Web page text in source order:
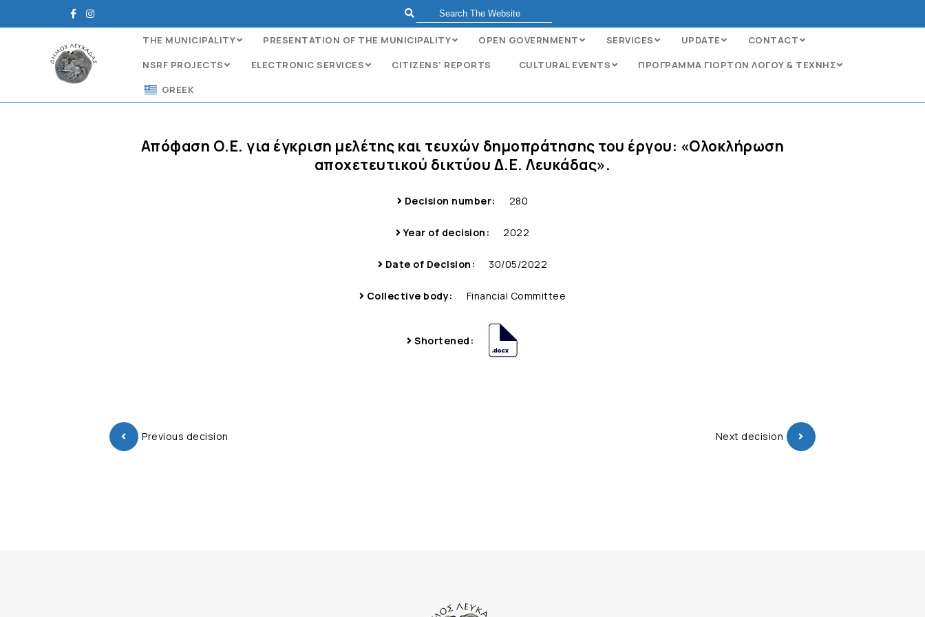
THE MUNICIPALITY PRESENTATION OF THE MUNICIPALITY OPEN GOVERNMENT SERVICES UPDATE
CONTACT
NSRF PROJECTS
ELECTRONIC SERVICES CITIZENS' REPORTS CULTURAL EVENTS
ΠΡΟΓΡΑΜΜΑ ΓΙΟΡΤΩΝ ΛΟΓΟΥ & ΤΕΧΝΗΣ
GREEK
Απόφαση Ο.Ε. για έγκριση μελέτης και τευχών δημοπράτησης του έργου: «Oλοκλήρωση
αποχετευτικού δικτύου Δ.Ε. Λευκάδας».
Decision number: 280
Year of decision: 2022
Date of Decision: 30/05/2022
Collective body: Financial Committee
Shortened:
Previous decision Next decision